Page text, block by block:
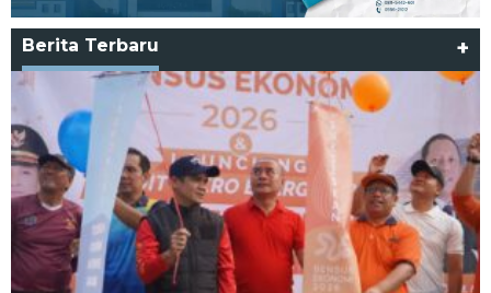
Berita Terbaru +